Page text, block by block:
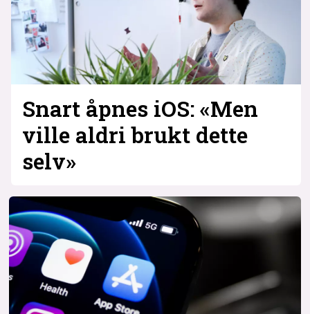
Snart åpnes iOS: «Men
ville aldri brukt dette
selv»